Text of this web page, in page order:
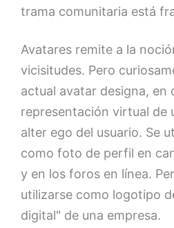
trama comunitaria está
Avatares remite a la
vicisitudes. Pero
actual avatar designa, en
representación virtual de
alter ego del usuario. Se
como foto de perfil en
y en los foros en línea.
utilizarse como logotipo
digital" de una empresa.